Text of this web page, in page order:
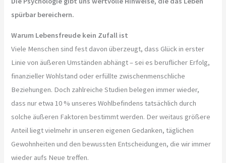
spürbar bereichern.
Warum Lebensfreude kein Zufall ist
Viele Menschen sind fest davon überzeugt, dass Glück in erster
Linie von äußeren Umständen abhängt – sei es beruflicher Erfolg,
finanzieller Wohlstand oder erfüllte zwischenmenschliche
Beziehungen. Doch zahlreiche Studien belegen immer wieder,
dass nur etwa 10 % unseres Wohlbefindens tatsächlich durch
solche äußeren Faktoren bestimmt werden. Der weitaus größere
Anteil liegt vielmehr in unseren eigenen Gedanken, täglichen
Gewohnheiten und den bewussten Entscheidungen, die wir immer
wieder aufs Neue treffen.